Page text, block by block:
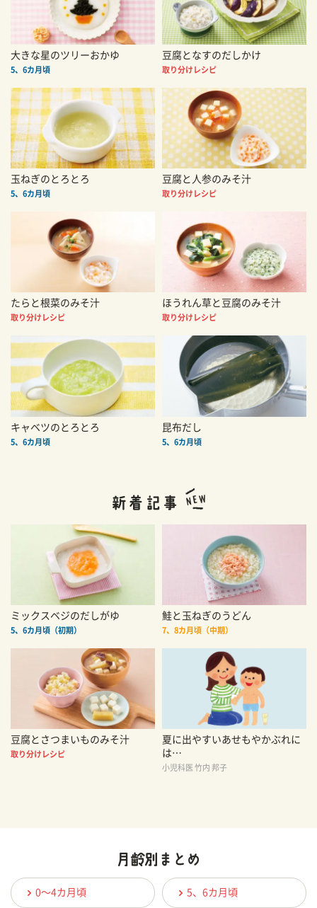
大きな星のツリーおかゆ
5、6カ月頃
豆腐となすのだしかけ
取り分けレシピ
玉ねぎのとろとろ
5、6カ月頃
豆腐と人参のみそ汁
取り分けレシピ
たらと根菜のみそ汁
取り分けレシピ
ほうれん草と豆腐のみそ汁
取り分けレシピ
キャベツのとろとろ
5、6カ月頃
昆布だし
5、6カ月頃
ミックスベジのだしがゆ
5、6カ月頃（初期）
鮭と玉ねぎのうどん
7、8カ月頃（中期）
豆腐とさつまいものみそ汁
取り分けレシピ
夏に出やすいあせもやかぶれに
は…
小児科医 竹内 邦子
0〜4カ月頃 5、6カ月頃